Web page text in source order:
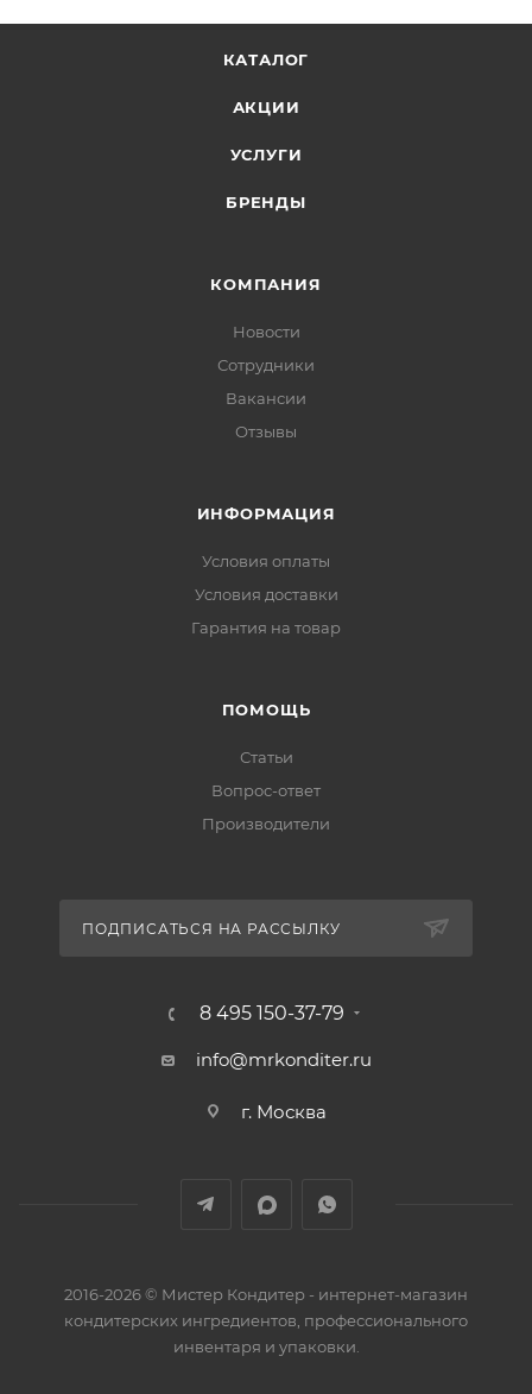
КАТАЛОГ
АКЦИИ
УСЛУГИ
БРЕНДЫ
КОМПАНИЯ
Новости
Сотрудники
Вакансии
Отзывы
ИНФОРМАЦИЯ
Условия оплаты
Условия доставки
Гарантия на товар
ПОМОЩЬ
Статьи
Вопрос-ответ
Производители
ПОДПИСАТЬСЯ НА РАССЫЛКУ
8 495 150-37-79
info@mrkonditer.ru
г. Москва
2016-2026 © Мистер Кондитер - интернет-магазин
кондитерских ингредиентов, профессионального
инвентаря и упаковки.